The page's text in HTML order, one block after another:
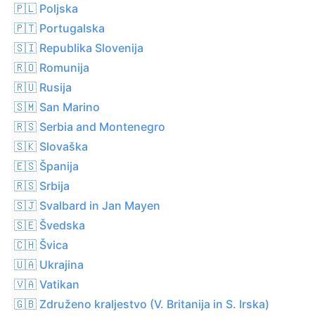
🇵🇱 Poljska
🇵🇹 Portugalska
🇸🇮 Republika Slovenija
🇷🇴 Romunija
🇷🇺 Rusija
🇸🇲 San Marino
🇷🇸 Serbia and Montenegro
🇸🇰 Slovaška
🇪🇸 Španija
🇷🇸 Srbija
🇸🇯 Svalbard in Jan Mayen
🇸🇪 Švedska
🇨🇭 Švica
🇺🇦 Ukrajina
🇻🇦 Vatikan
🇬🇧 Združeno kraljestvo (V. Britanija in S. Irska)